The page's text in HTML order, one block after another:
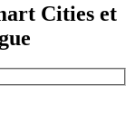
Cities et